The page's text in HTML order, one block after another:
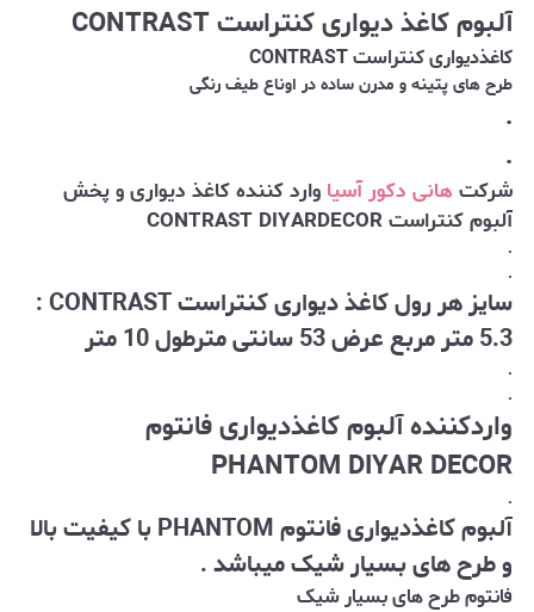
آلبوم کاغذ دیواری کنتراست CONTRAST
کاغذدیواری کنتراست CONTRAST
طرح های پتینه و مدرن ساده در اوناع طیف رنگی
.
.
شرکت هانی دکور آسیا وارد کننده کاغذ دیواری و پخش
آلبوم کنتراست CONTRAST DIYARDECOR
.
.
سایز هر رول کاغذ دیواری کنتراست CONTRAST :
5.3 متر مربع عرض 53 سانتی مترطول 10 متر
.
.
واردکننده آلبوم کاغذدیواری فانتوم
PHANTOM DIYAR DECOR
.
آلبوم کاغذدیواری فانتوم PHANTOM با کیفیت بالا
و طرح های بسیار شیک میباشد .
فانتوم طرح های بسیار شیک